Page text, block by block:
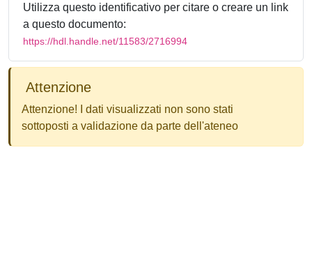
Utilizza questo identificativo per citare o creare un link
a questo documento:
https://hdl.handle.net/11583/2716994
Attenzione
Attenzione! I dati visualizzati non sono stati
sottoposti a validazione da parte dell'ateneo